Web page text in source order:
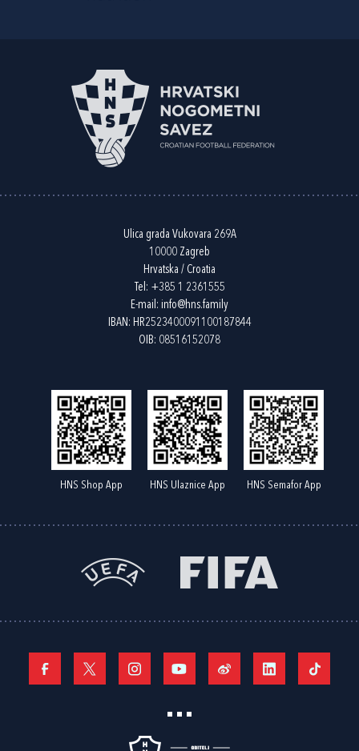
Ulica grada Vukovara 269A
10000 Zagreb
Hrvatska / Croatia
Tel: +385 1 2361555
E-mail: info@hns.family
IBAN: HR2523400091100187844
OIB: 08516152078
HNS Shop App HNS Ulaznice App HNS Semafor App